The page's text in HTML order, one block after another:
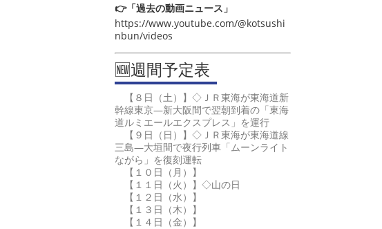
👉「過去の動画ニュース」
https://www.youtube.com/@kotsushi
nbun/videos
🆕週間予定表
【８日（土）】◇ＪＲ東海が東海道新
幹線東京―新大阪間で翌朝到着の「東海
道ルミエールエクスプレス」を運行
【９日（日）】◇ＪＲ東海が東海道線
三島―大垣間で夜行列車「ムーンライト
ながら」を復刻運転
【１０日（月）】
【１１日（火）】◇山の日
【１２日（水）】
【１３日（木）】
【１４日（金）】